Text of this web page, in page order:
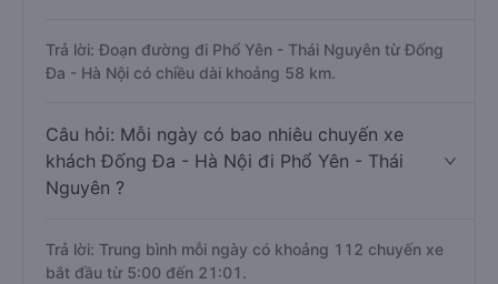
Trả lời: Đoạn đường đi Phổ Yên - Thái Nguyên từ Đống
Đa - Hà Nội có chiều dài khoảng 58 km.
Câu hỏi: Mỗi ngày có bao nhiêu chuyến xe
khách Đống Đa - Hà Nội đi Phổ Yên - Thái
Nguyên ?
Trả lời: Trung bình mỗi ngày có khoảng 112 chuyến xe
bắt đầu từ 5:00 đến 21:01.